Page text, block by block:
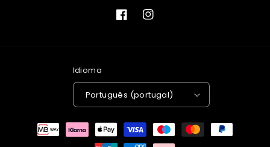
FacebookInstagram
Idioma
Português (portugal)
Métodos